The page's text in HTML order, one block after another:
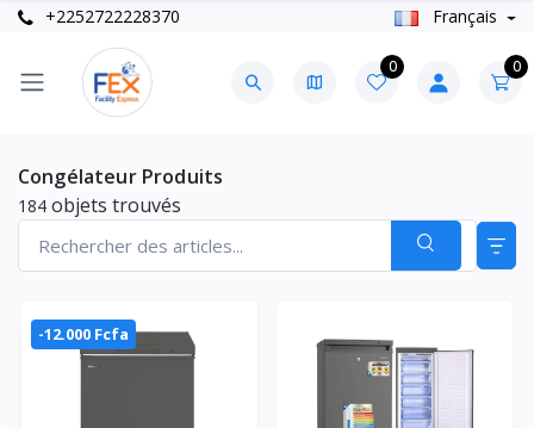
+2252722228370 Français
0 0
Congélateur Produits
184 objets trouvés
-12.000 Fcfa